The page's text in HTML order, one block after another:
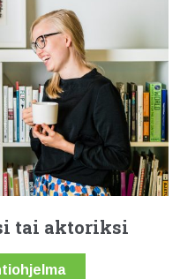
tai aktoriksi